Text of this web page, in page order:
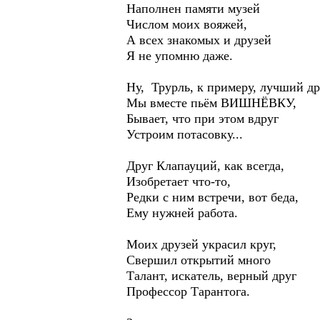
Наполнен памяти музей
Числом моих вояжей,
А всех знакомых и друзей
Я не упомню даже.
Ну, Трурль, к примеру, лучший
Мы вместе пьём ВИШНЁВКУ,
Бывает, что при этом вдруг
Устроим потасовку...
Друг Клапауций, как всегда,
Изобретает что-то,
Редки с ним встречи, вот беда,
Ему нужней работа.
Моих друзей украсил круг,
Свершил открытий много
Талант, искатель, верный друг
Профессор Тарантога.